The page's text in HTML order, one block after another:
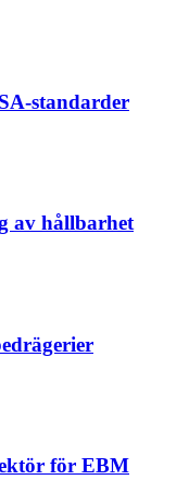
standarder
av hållbarhet
för EBM